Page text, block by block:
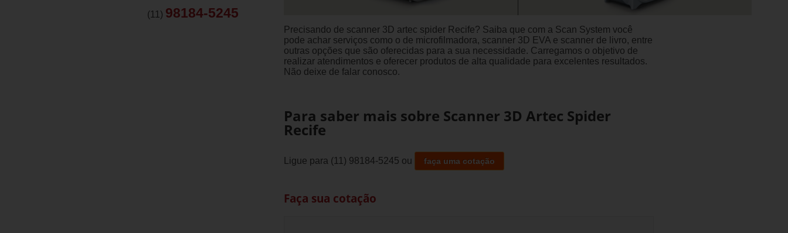
(11) 98184-5245
Precisando de scanner 3D artec spider Recife? Saiba que com a Scan System você
pode achar serviços como o de microfilmadora, scanner 3D EVA e scanner de livro, entre
outras opções que são oferecidas para a sua necessidade. Carregamos o objetivo de
realizar atendimentos e oferecer produtos de alta qualidade para excelentes resultados.
Não deixe de falar conosco.
Para saber mais sobre Scanner 3D Artec Spider
Recife
Ligue para (11) 98184-5245 ou faça uma cotação
Faça sua cotação